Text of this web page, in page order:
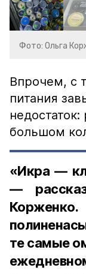
Фото: Ольга
Впрочем, с
питания
большом
«Икра —
—
те самые